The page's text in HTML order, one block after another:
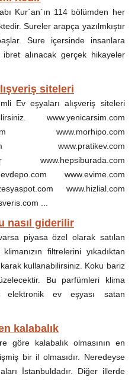
Kur`an`ın 114 bölümden her
Sureler arapça yazılmkıştır
Sure içersinde insanlara
alınacak gerçek hikayeler
siteleri
Ev eşyaları alışveriş siteleri
www.yenicarsim.com
www.morhipo.com
www.pratikev.com
www.hepsiburada.com
www.evime.com
www.hizlial.com
...
nasıl giderilir
piyasa özel olarak satılan
filtrelerini yıkadıktan
kullanabilirsiniz. Koku bariz
Bu parfümleri klima
elektronik ev eşyası satan
kalabalık
göre kalabalık olmasının en
bir il olmasıdır. Neredeyse
İstanbuldadır. Diğer illerde